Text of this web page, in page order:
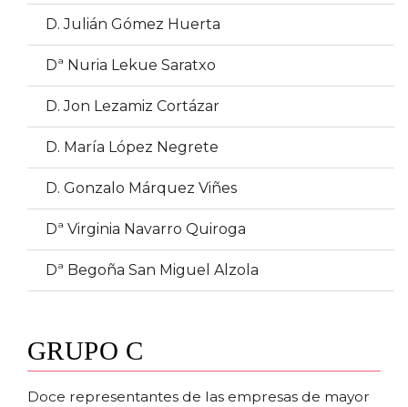
D. Julián Gómez Huerta
Dª Nuria Lekue Saratxo
D. Jon Lezamiz Cortázar
D. María López Negrete
D. Gonzalo Márquez Viñes
Dª Virginia Navarro Quiroga
Dª Begoña San Miguel Alzola
GRUPO C
Doce representantes de las empresas de mayor